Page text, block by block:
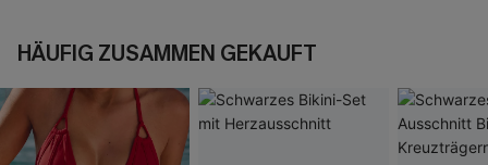
HÄUFIG ZUSAMMEN GEKAUFT